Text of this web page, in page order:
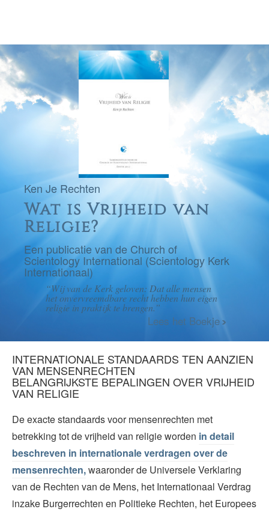
Ken Je Rechten
Wat is Vrijheid van
Religie?
Een publicatie van de Church of
Scientology International (Scientology Kerk
Internationaal)
“Wij van de Kerk geloven: Dat alle mensen
het onvervreemdbare recht hebben hun eigen
religie in praktijk te brengen.”
Lees het Boekje
INTERNATIONALE STANDAARDS TEN AANZIEN
VAN MENSENRECHTEN
BELANGRIJKSTE BEPALINGEN OVER VRIJHEID
VAN RELIGIE
De exacte standaards voor mensenrechten met
betrekking tot de vrijheid van religie worden in detail
beschreven in internationale verdragen over de
mensenrechten,waaronder de Universele Verklaring
van de Rechten van de Mens, het Internationaal Verdrag
inzake Burgerrechten en Politieke Rechten, het Europees